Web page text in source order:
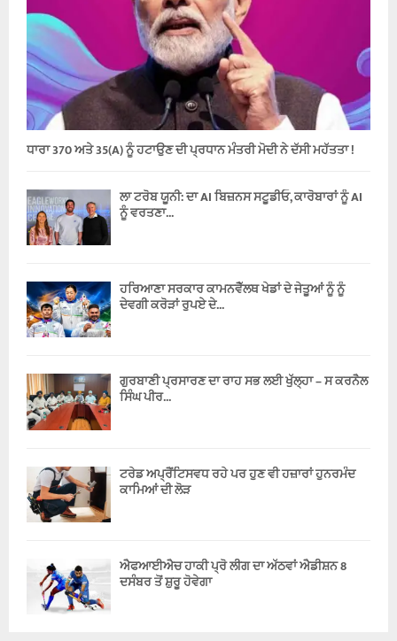
ਧਾਰਾ 370 ਅਤੇ 35(A) ਨੂੰ ਹਟਾਉਣ ਦੀ ਪ੍ਰਧਾਨ ਮੰਤਰੀ ਮੋਦੀ ਨੇ ਦੱਸੀ ਮਹੱਤਤਾ !
ਲਾ ਟਰੋਬ ਯੂਨੀ: ਦਾ AI ਬਿਜ਼ਨਸ ਸਟੂਡੀਓ, ਕਾਰੋਬਾਰਾਂ ਨੂੰ AI
ਨੂੰ ਵਰਤਣਾ...
ਹਰਿਆਣਾ ਸਰਕਾਰ ਕਾਮਨਵੈੱਲਥ ਖੇਡਾਂ ਦੇ ਜੇਤੂਆਂ ਨੂੰ ਨੂੰ
ਦੇਵਗੀ ਕਰੋੜਾਂ ਰੁਪਏ ਦੇ...
ਗੁਰਬਾਣੀ ਪ੍ਰਸਾਰਣ ਦਾ ਰਾਹ ਸਭ ਲਈ ਖੁੱਲ੍ਹਾ – ਸ ਕਰਨੈਲ
ਸਿੰਘ ਪੀਰ...
ਟਰੇਡ ਅਪ੍ਰੈਂਟਿਸਵਧ ਰਹੇ ਪਰ ਹੁਣ ਵੀ ਹਜ਼ਾਰਾਂ ਹੁਨਰਮੰਦ
ਕਾਮਿਆਂ ਦੀ ਲੋੜ
ਐਫਆਈਐਚ ਹਾਕੀ ਪ੍ਰੋ ਲੀਗ ਦਾ ਅੱਠਵਾਂ ਐਡੀਸ਼ਨ 8
ਦਸੰਬਰ ਤੋਂ ਸ਼ੁਰੂ ਹੋਵੇਗਾ